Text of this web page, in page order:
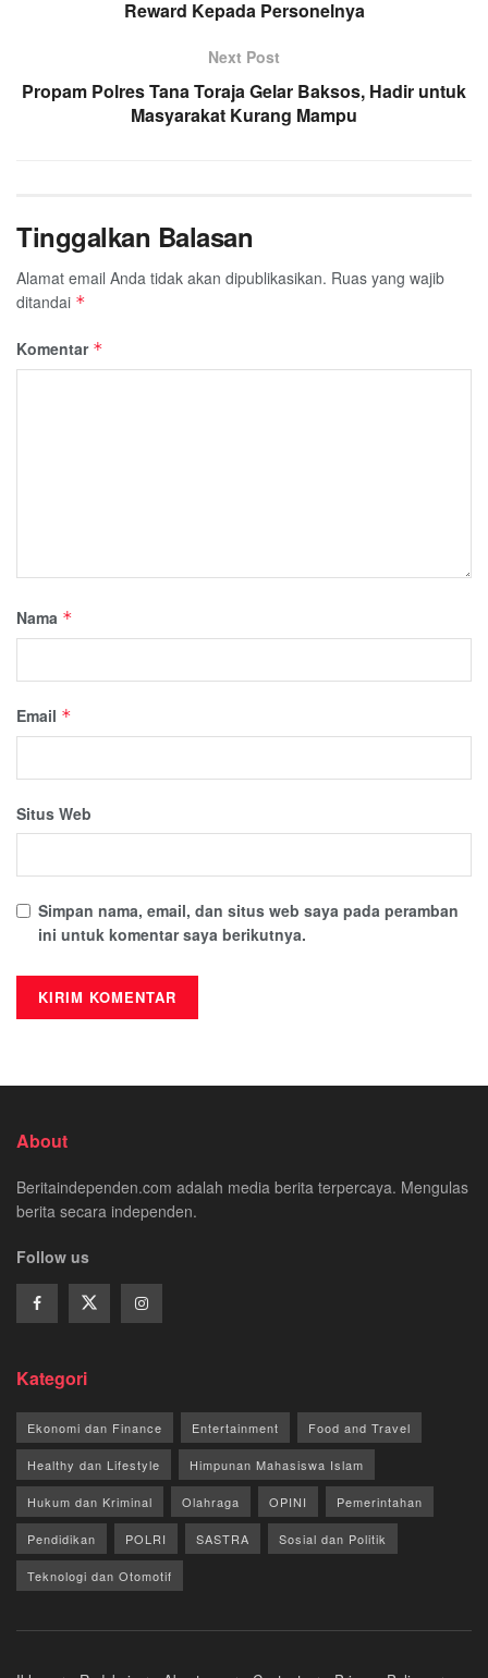
Reward Kepada Personelnya
Next Post
Propam Polres Tana Toraja Gelar Baksos, Hadir untuk
Masyarakat Kurang Mampu
Tinggalkan Balasan
Alamat email Anda tidak akan dipublikasikan. Ruas yang wajib
ditandai *
Komentar *
Nama *
Email *
Situs Web
Simpan nama, email, dan situs web saya pada peramban
ini untuk komentar saya berikutnya.
About
Beritaindependen.com adalah media berita terpercaya. Mengulas
berita secara independen.
Follow us
Kategori
Ekonomi dan Finance Entertainment Food and Travel
Healthy dan Lifestyle Himpunan Mahasiswa Islam
Hukum dan Kriminal Olahraga OPINI Pemerintahan
Pendidikan POLRI SASTRA Sosial dan Politik
Teknologi dan Otomotif